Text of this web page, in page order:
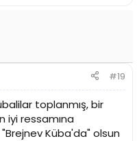
#19
toplanmış, bir
iyi ressamına
Küba'da" olsun